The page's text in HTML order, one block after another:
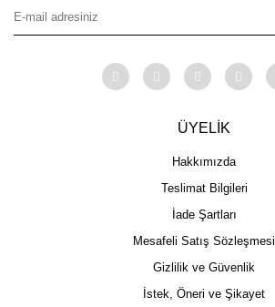
ÜYELİK
Hakkımızda
Teslimat Bilgileri
İade Şartları
Mesafeli Satış Sözleşmesi
Gizlilik ve Güvenlik
İstek, Öneri ve Şikayet